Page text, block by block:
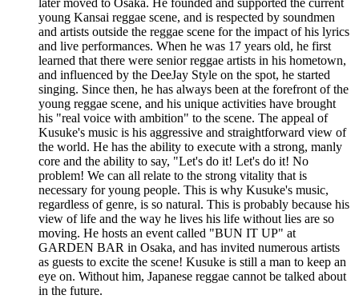
later moved to Osaka. He founded and supported the current
young Kansai reggae scene, and is respected by soundmen
and artists outside the reggae scene for the impact of his lyrics
and live performances. When he was 17 years old, he first
learned that there were senior reggae artists in his hometown,
and influenced by the DeeJay Style on the spot, he started
singing. Since then, he has always been at the forefront of the
young reggae scene, and his unique activities have brought
his "real voice with ambition" to the scene. The appeal of
Kusuke's music is his aggressive and straightforward view of
the world. He has the ability to execute with a strong, manly
core and the ability to say, "Let's do it! Let's do it! No
problem! We can all relate to the strong vitality that is
necessary for young people. This is why Kusuke's music,
regardless of genre, is so natural. This is probably because his
view of life and the way he lives his life without lies are so
moving. He hosts an event called "BUN IT UP" at
GARDEN BAR in Osaka, and has invited numerous artists
as guests to excite the scene! Kusuke is still a man to keep an
eye on. Without him, Japanese reggae cannot be talked about
in the future.